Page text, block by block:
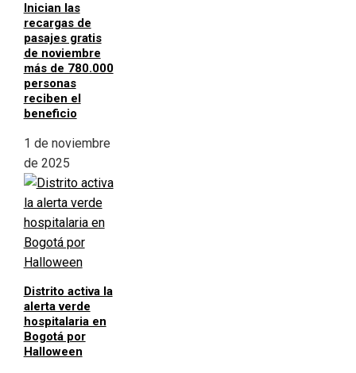
Inician las
recargas de
pasajes gratis
de noviembre
más de 780.000
personas
reciben el
beneficio
1 de noviembre
de 2025
Distrito activa la
alerta verde
hospitalaria en
Bogotá por
Halloween